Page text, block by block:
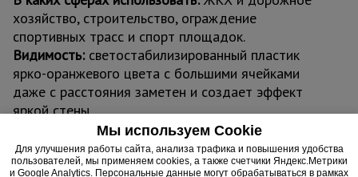
хозяйство, строительство, ограждение
спортивных трасс и спорт площадок.
Видимость:светостабилизированный пластик
ярко-оранжевого цвета с большими ячейками
даже с расстояния заметен и создает эффект
яркой стены.
Нормативная база:сетка оранжевая
соответствует СНиП 1203-99 «Безопасность
труда в строительстве» СНиП III-4-80* «Техника
Мы используем Cookie
Для улучшения работы сайта, анализа трафика и повышения удобства
пользователей, мы применяем cookies, а также счетчики Яндекс.Метрики
и Google Analytics. Персональные данные могут обрабатываться в рамках